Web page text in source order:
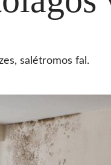
salétromos fal.